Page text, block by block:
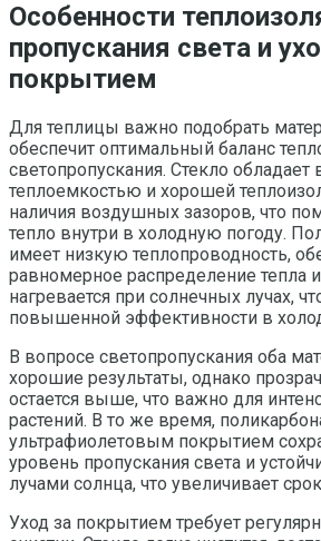
Особенности
пропускания света и
покрытием
Для теплицы важно подобрать
обеспечит оптимальный баланс
светопропускания. Стекло обладает
теплоемкостью и хорошей
наличия воздушных зазоров, что
тепло внутри в холодную погоду.
имеет низкую теплопроводность,
равномерное распределение тепла
нагревается при солнечных лучах,
повышенной эффективности в
В вопросе светопропускания оба
хорошие результаты, однако
остается выше, что важно для
растений. В то же время,
ультрафиолетовым покрытием
уровень пропускания света и
лучами солнца, что увеличивает
Уход за покрытием требует